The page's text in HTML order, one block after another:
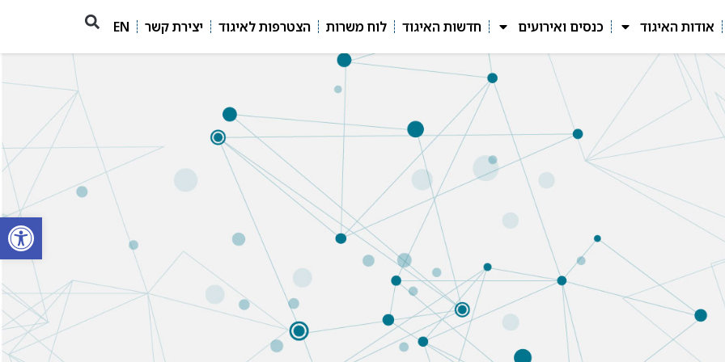
פתח
אודות האיגוד כנסים ואירועים חדשות האיגוד לוח משרות הצטרפות לאיגוד יצירת קשר EN